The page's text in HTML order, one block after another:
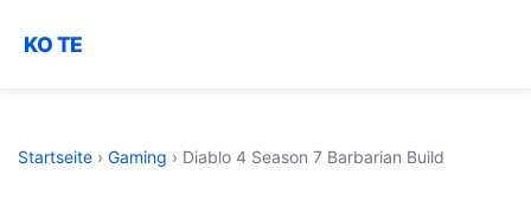
KO TE
Startseite › Gaming › Diablo 4 Season 7 Barbarian Build